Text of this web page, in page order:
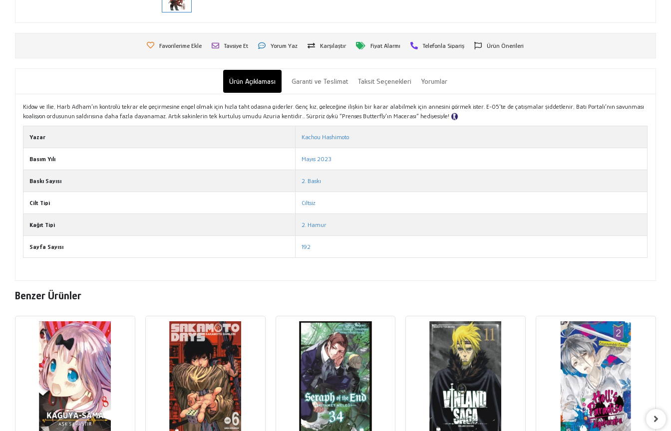
Favorilerime Ekle Tavsiye Et Yorum Yaz Karşılaştır Fiyat Alarmı Telefonla Sipariş Ürün Önerileri
Ürün Açıklaması Garanti ve Teslimat Taksit Seçenekleri Yorumlar
Kidow ve Ilie, Harb Adham’ın kontrolü tekrar ele geçirmesine engel olmak için hızla taht odasına giderler. Genç kız, geleceğine ilişkin bir karar alabilmek için annesini görmek ister. E-05’te de çatışmalar şiddetlenir, Batı Portalı’nın savunması
koalisyon ordusunun saldırısına daha fazla dayanamaz. Artık sakinlerin tek kurtuluş umudu Azuria kentidir... Sürpriz öykü “Prenses Butterfly’ın Macerası” hediyesiyle!
Yazar Kachou Hashimoto
Basım Yılı Mayıs 2023
Baskı Sayısı 2. Baskı
Cilt Tipi Ciltsiz
Kağıt Tipi 2. Hamur
Sayfa Sayısı 192
Benzer Ürünler